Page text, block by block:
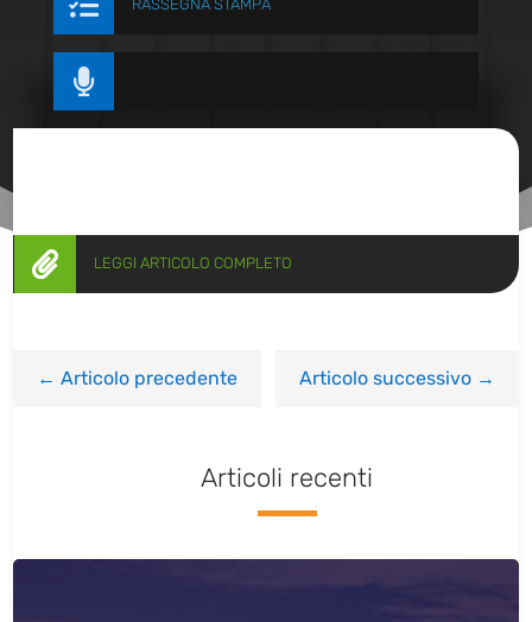
RASSEGNA STAMPA

 LEGGI ARTICOLO COMPLETO
←Articolo precedente Articolo successivo→
Articoli recenti